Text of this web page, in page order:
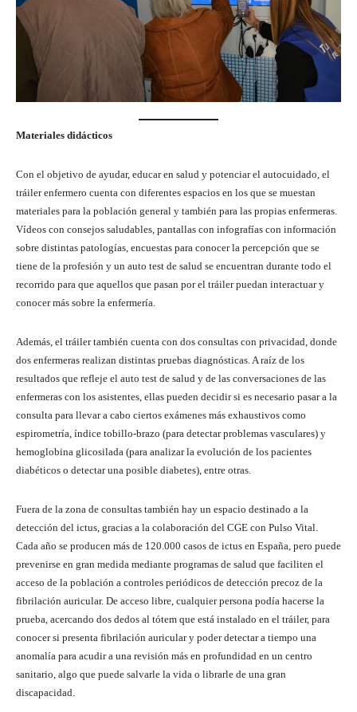
Materiales didácticos
Con el objetivo de ayudar, educar en salud y potenciar el autocuidado, el
tráiler enfermero cuenta con diferentes espacios en los que se muestan
materiales para la población general y también para las propias enfermeras.
Vídeos con consejos saludables, pantallas con infografías con información
sobre distintas patologías, encuestas para conocer la percepción que se
tiene de la profesión y un auto test de salud se encuentran durante todo el
recorrido para que aquellos que pasan por el tráiler puedan interactuar y
conocer más sobre la enfermería.
Además, el tráiler también cuenta con dos consultas con privacidad, donde
dos enfermeras realizan distintas pruebas diagnósticas. A raíz de los
resultados que refleje el auto test de salud y de las conversaciones de las
enfermeras con los asistentes, ellas pueden decidir si es necesario pasar a la
consulta para llevar a cabo ciertos exámenes más exhaustivos como
espirometría, índice tobillo-brazo (para detectar problemas vasculares) y
hemoglobina glicosilada (para analizar la evolución de los pacientes
diabéticos o detectar una posible diabetes), entre otras.
Fuera de la zona de consultas también hay un espacio destinado a la
detección del ictus, gracias a la colaboración del CGE con Pulso Vital.
Cada año se producen más de 120.000 casos de ictus en España, pero puede
prevenirse en gran medida mediante programas de salud que faciliten el
acceso de la población a controles periódicos de detección precoz de la
fibrilación auricular. De acceso libre, cualquier persona podía hacerse la
prueba, acercando dos dedos al tótem que está instalado en el tráiler, para
conocer si presenta fibrilación auricular y poder detectar a tiempo una
anomalía para acudir a una revisión más en profundidad en un centro
sanitario, algo que puede salvarle la vida o librarle de una gran
discapacidad.